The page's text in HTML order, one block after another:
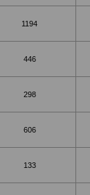
1194
446
298
606
133